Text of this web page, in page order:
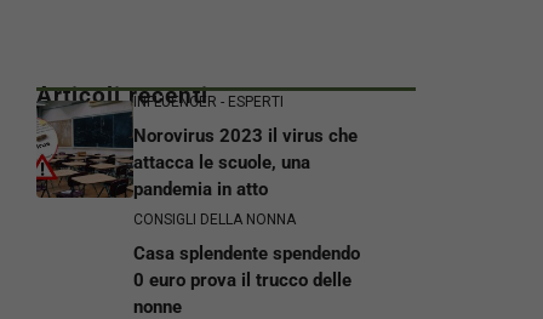
Articoli recentiINFLUENCER - ESPERTI
Norovirus 2023 il virus che
attacca le scuole, una
pandemia in atto
CONSIGLI DELLA NONNA
Casa splendente spendendo
0 euro prova il trucco delle
nonne